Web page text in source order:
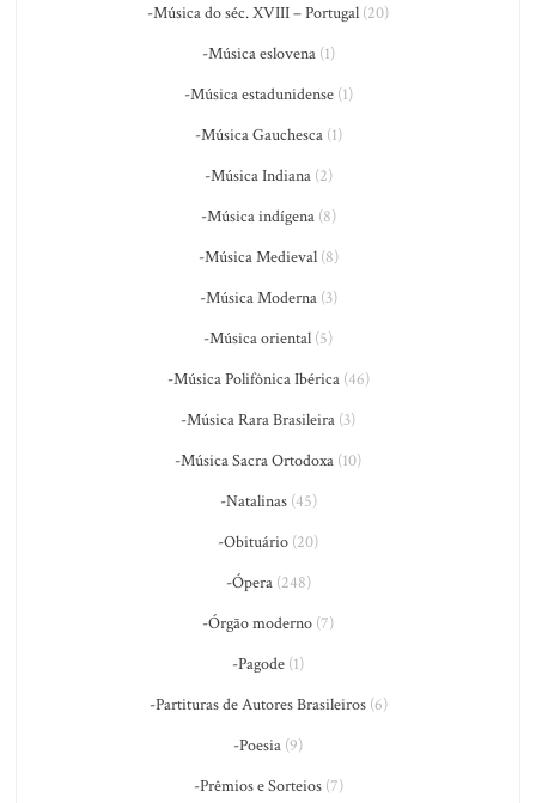
-Música do séc. XVIII – Portugal (20)
-Música eslovena(1)
-Música estadunidense(1)
-Música Gauchesca(1)
-Música Indiana(2)
-Música indígena(8)
-Música Medieval(8)
-Música Moderna(3)
-Música oriental (5)
-Música Polifônica Ibérica(46)
-Música Rara Brasileira (3)
-Música Sacra Ortodoxa (10)
-Natalinas(45)
-Obituário (20)
-Ópera(248)
-Órgão moderno (7)
-Pagode (1)
-Partituras de Autores Brasileiros(6)
-Poesia (9)
-Prêmios e Sorteios(7)